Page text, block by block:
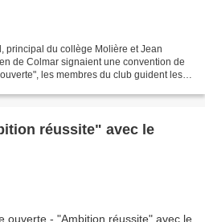
principal du collège Molière et Jean
de Colmar signaient une convention de
les membres du club guident les
réussite" avec le